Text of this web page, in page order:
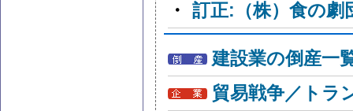
・ 訂正:（株）食の劇
建設業の倒産一
貿易戦争／トラ